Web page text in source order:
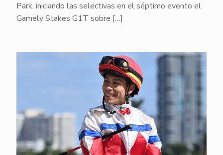
Park, iniciando las selectivas en el séptimo evento el
Gamely Stakes G1T sobre […]